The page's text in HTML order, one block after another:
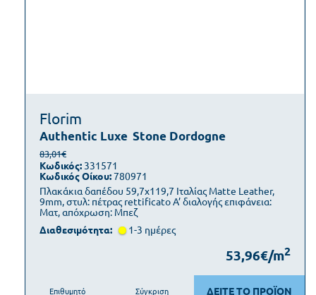
Florim
Authentic Luxe Stone Dordogne
Πλακάκια δαπέδου 59,7x119,7 Ιταλίας Matte Leather,
9mm, στυλ: πέτρας rettificato Α’ διαλογής επιφάνεια:
Ματ, απόχρωση: Μπεζ
83,01€
Κωδικός: 331571
Κωδικός Οίκου:780971
Διαθεσιμότητα: 1-3 ημέρες
53,96€/m2
ΔΕΙΤΕ ΤΟ ΠΡΟΪΟΝ
Επιθυμητό Σύγκριση